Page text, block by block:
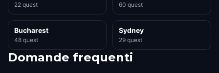
22 quest 60 quest
Bucharest
48 quest
Sydney
29 quest
Domande frequenti